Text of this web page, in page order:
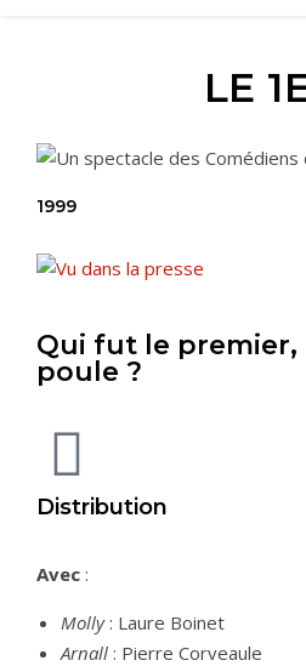
LE
1999
Qui fut le premier,
poule ?
Distribution
Avec :
Molly: Laure Boinet
Arnall : Pierre Corveaule